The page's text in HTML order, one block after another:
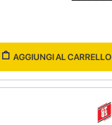
AGGIUNGI AL CARRELLO